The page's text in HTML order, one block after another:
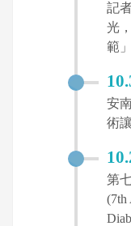
記
光
範」
安
術
第
(7th